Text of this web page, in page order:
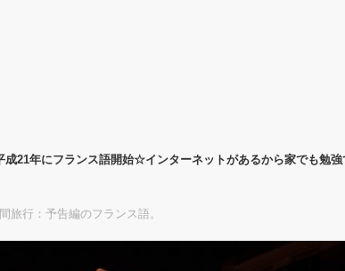
成21年にフランス語開始☆インターネットがあるから家でも勉
旅行：予告編のフランス語。